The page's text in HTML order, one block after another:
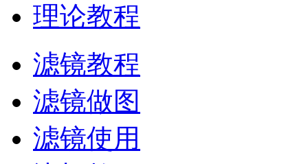
理论教程
滤镜教程
滤镜做图
滤镜使用